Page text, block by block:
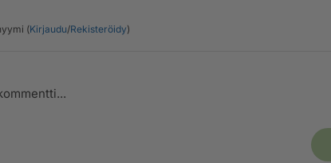
(Kirjaudu/Rekisteröidy)